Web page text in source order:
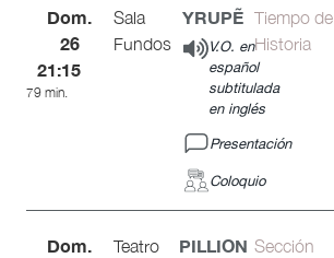
Dom.
26
21:15
79 min.
Sala
Fundos
YRUPẼ
V.O. en
español
subtitulada
en inglés
Presentación
Coloquio
Tiempo de
Historia
Dom.
Teatro
PILLION Sección